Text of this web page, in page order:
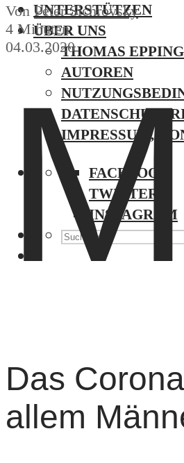
UNTERSTÜTZEN
ÜBER UNS
THOMAS
AUTOREN
IMPRESSUM,
FACEBOOK
TWITTER
INSTAGRAM
VonPeter Sichrovsky
4 Minuten
04.03.2020
Das
allem